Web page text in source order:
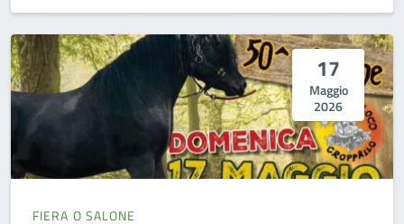
17
Maggio
2026
FIERA O SALONE